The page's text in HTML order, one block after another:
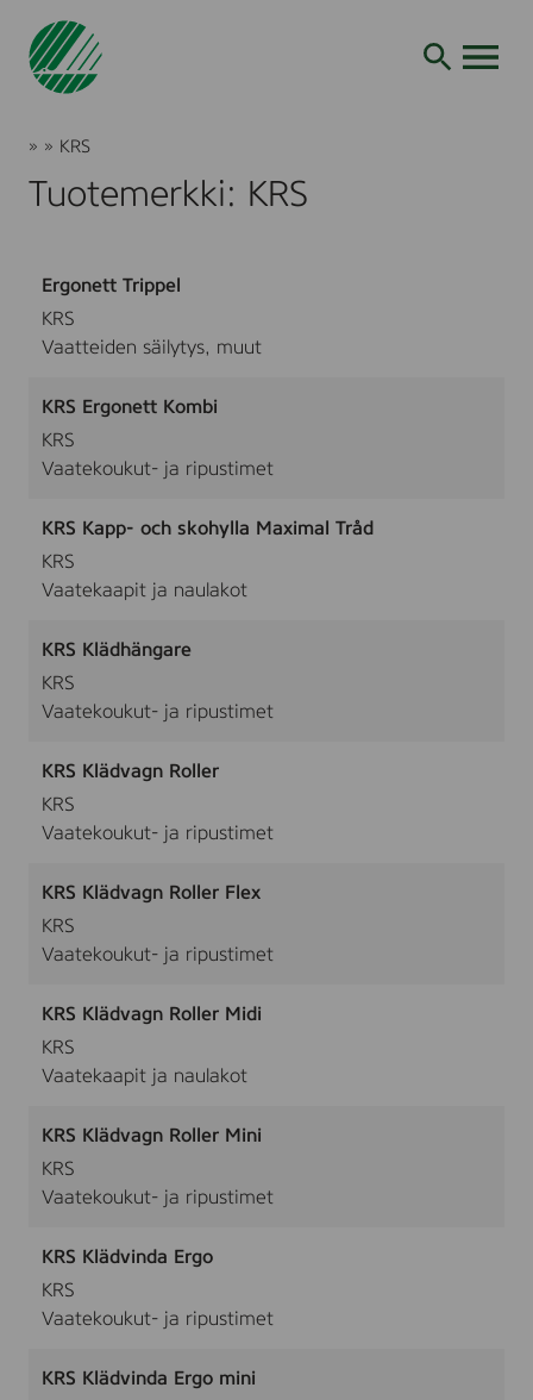
Siirry
Joutsenmerkki
» » KRS
Tuotemerkki: KRS
Ergonett Trippel
KRS
Vaatteiden säilytys, muut
KRS Ergonett Kombi
KRS
Vaatekoukut- ja ripustimet
KRS Kapp- och skohylla Maximal Tråd
KRS
Vaatekaapit ja naulakot
KRS Klädhängare
KRS
Vaatekoukut- ja ripustimet
KRS Klädvagn Roller
KRS
Vaatekoukut- ja ripustimet
KRS Klädvagn Roller Flex
KRS
Vaatekoukut- ja ripustimet
KRS Klädvagn Roller Midi
KRS
Vaatekaapit ja naulakot
KRS Klädvagn Roller Mini
KRS
Vaatekoukut- ja ripustimet
KRS Klädvinda Ergo
KRS
Vaatekoukut- ja ripustimet
KRS Klädvinda Ergo mini